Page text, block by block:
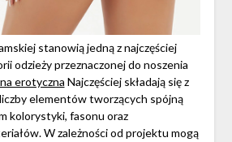
stanowią jedną z najczęściej
odzieży przeznaczonej do noszenia
erotyczna Najczęściej składają się z
elementów tworzących spójną
kolorystyki, fasonu oraz
W zależności od projektu mogą